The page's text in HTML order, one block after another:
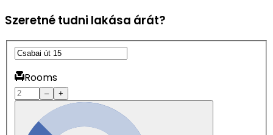
Szeretné tudni lakása árát?
Rooms
– +